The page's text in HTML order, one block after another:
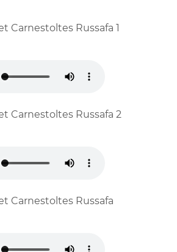
Carnestoltes Russafa 1
Carnestoltes Russafa 2
Carnestoltes Russafa